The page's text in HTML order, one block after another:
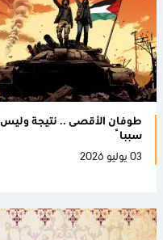
طوفان الأقصى .. نتيجة وليس
سبباً
03 يوليو 2026